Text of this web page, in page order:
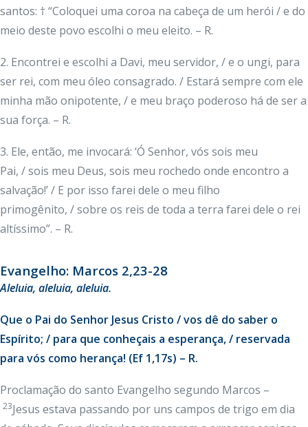
santos: † “Coloquei uma coroa na cabeça de um herói / e do
meio deste povo escolhi o meu eleito. – R.
2. Encontrei e escolhi a Davi, meu servidor, / e o ungi, para
ser rei, com meu óleo consagrado. / Estará sempre com ele
minha mão onipotente, / e meu braço poderoso há de ser a
sua força. – R.
3. Ele, então, me invocará: ‘Ó Senhor, vós sois meu
Pai, / sois meu Deus, sois meu rochedo onde encontro a
salvação!’ / E por isso farei dele o meu filho
primogênito, / sobre os reis de toda a terra farei dele o rei
altíssimo”. – R.
Evangelho: Marcos 2,23-28
Aleluia, aleluia, aleluia.
Que o Pai do Senhor Jesus Cristo / vos dê do saber o
Espírito; / para que conheçais a esperança, / reservada
para vós como herança! (Ef 1,17s) – R.
Proclamação do santo Evangelho segundo Marcos –
23Jesus estava passando por uns campos de trigo em dia